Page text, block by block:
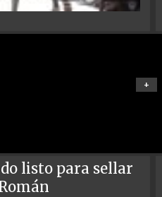
+
listo para sellar